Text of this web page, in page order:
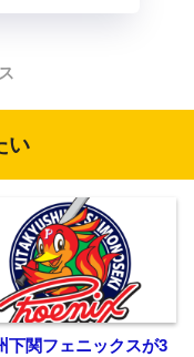
い
下関フェニックスが3